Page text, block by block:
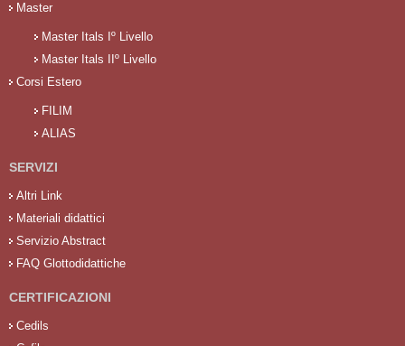
Master
Master Itals Iº Livello
Master Itals IIº Livello
Corsi Estero
FILIM
ALIAS
SERVIZI
Altri Link
Materiali didattici
Servizio Abstract
FAQ Glottodidattiche
CERTIFICAZIONI
Cedils